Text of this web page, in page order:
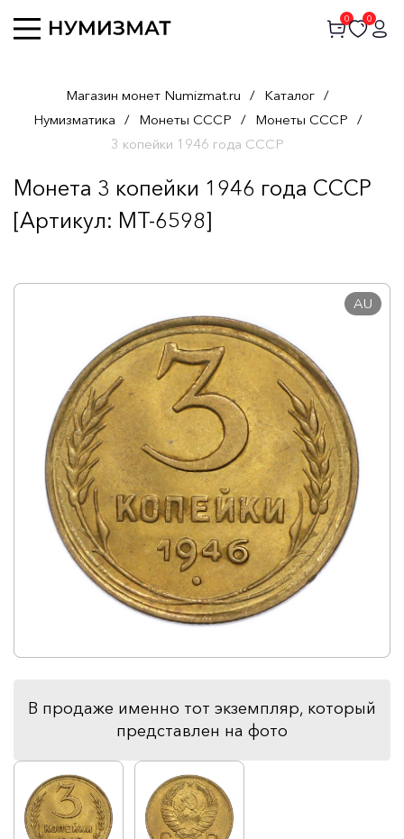
0 0
Магазин монет Numizmat.ru / Каталог /
Нумизматика / Монеты СССР / Монеты СССР /
3 копейки 1946 года СССР
Монета 3 копейки 1946 года СССР
[Артикул: MT-6598]
AU
В продаже именно тот экземпляр, который
представлен на фото